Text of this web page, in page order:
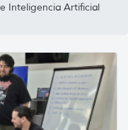
Inteligencia Artificial